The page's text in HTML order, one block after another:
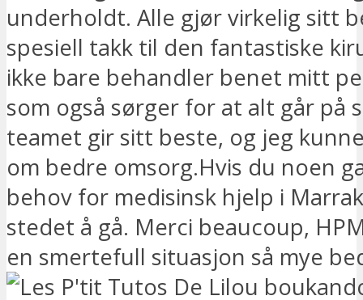
underholdt. Alle gjør virkelig sitt
spesiell takk til den fantastiske
ikke bare behandler benet mitt
som også sørger for at alt går på
teamet gir sitt beste, og jeg
om bedre omsorg.Hvis du noen
behov for medisinsk hjelp i
stedet å gå. Merci beaucoup,
en smertefull situasjon så mye